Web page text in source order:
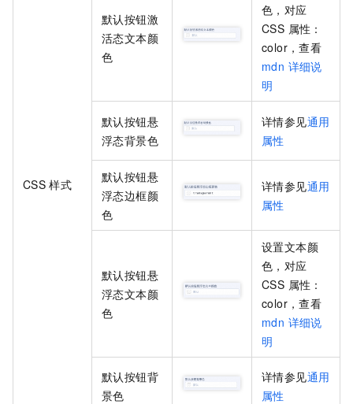
CSS 样式
默认按钮激
活态文本颜
色
色 ，对应
CSS 属性：
color ，查看
mdn 详细说
明
默认按钮悬
浮态背景色
详情参见通用
属性
默认按钮悬
浮态边框颜
色
详情参见通用
属性
默认按钮悬
浮态文本颜
色
设置文本颜
色 ，对应
CSS 属性：
color ，查看
mdn 详细说
明
默认按钮背
景色
详情参见通用
属性